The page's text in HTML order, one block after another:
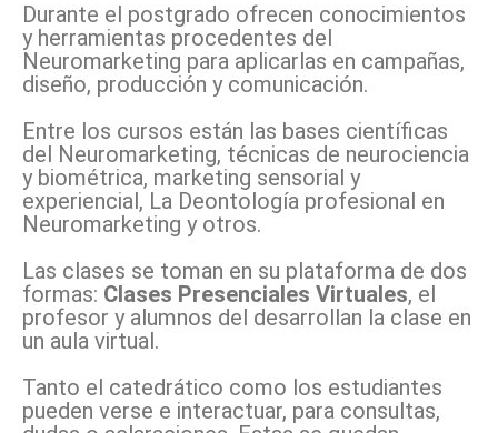
Durante el postgrado ofrecen conocimientos
y herramientas procedentes del
Neuromarketing para aplicarlas en campañas,
diseño, producción y comunicación.
Entre los cursos están las bases científicas
del Neuromarketing, técnicas de neurociencia
y biométrica, marketing sensorial y
experiencial, La Deontología profesional en
Neuromarketing y otros.
Las clases se toman en su plataforma de dos
formas: Clases Presenciales Virtuales, el
profesor y alumnos del desarrollan la clase en
un aula virtual.
Tanto el catedrático como los estudiantes
pueden verse e interactuar, para consultas,